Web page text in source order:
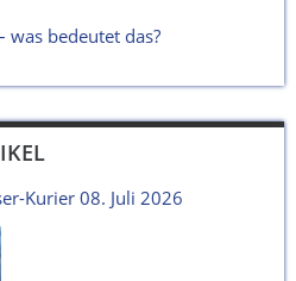
was bedeutet das?
Kurier 08. Juli 2026